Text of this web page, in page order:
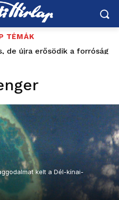
TÉMÁK
de újra erősödik a forróság
an maradtak, Ceuta
– közben már 142 halottról
kelt a Dél-kínai-